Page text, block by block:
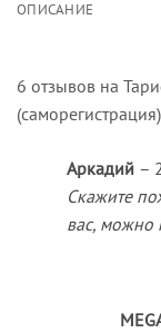
ОПИСАНИЕ
6 отзывов на
(саморегистрация)
Аркадий –
Скажите
вас, можно